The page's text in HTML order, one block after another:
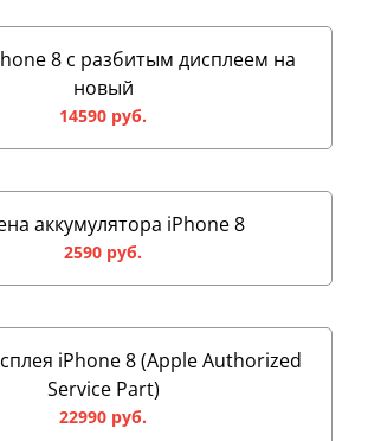
8 с разбитым дисплеем на
новый
14590 руб.
аккумулятора iPhone 8
2590 руб.
iPhone 8 (Apple Authorized
Service Part)
22990 руб.